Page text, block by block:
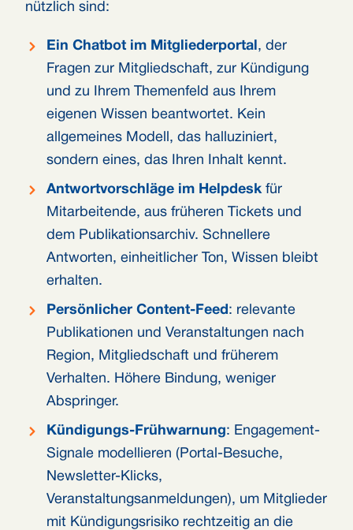
nützlich sind:
Ein Chatbot im Mitgliederportal , der
Fragen zur Mitgliedschaft, zur Kündigung
und zu Ihrem Themenfeld aus Ihrem
eigenen Wissen beantwortet. Kein
allgemeines Modell, das halluziniert,
sondern eines, das Ihren Inhalt kennt.
Antwortvorschläge im Helpdeskfür
Mitarbeitende, aus früheren Tickets und
dem Publikationsarchiv. Schnellere
Antworten, einheitlicher Ton, Wissen bleibt
erhalten.
Persönlicher Content-Feed : relevante
Publikationen und Veranstaltungen nach
Region, Mitgliedschaft und früherem
Verhalten. Höhere Bindung, weniger
Abspringer.
Kündigungs-Frühwarnung: Engagement-
Signale modellieren (Portal-Besuche,
Newsletter-Klicks,
Veranstaltungsanmeldungen), um Mitglieder
mit Kündigungsrisiko rechtzeitig an die